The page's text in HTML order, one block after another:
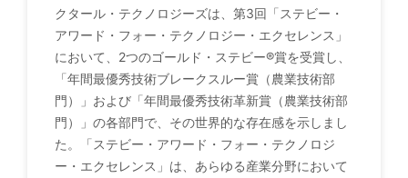
クタール・テクノロジーズは、第3回「ステビー・
アワード・フォー・テクノロジー・エクセレンス」
において、2つのゴールド・ステビー®賞を受賞し、
「年間最優秀技術ブレークスルー賞（農業技術部
門）」および「年間最優秀技術革新賞（農業技術部
門）」の各部門で、その世界的な存在感を示しまし
た。「ステビー・アワード・フォー・テクノロジ
ー・エクセレンス」は、あらゆる産業分野において